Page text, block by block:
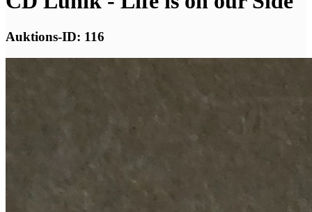
Auktions-ID: 116